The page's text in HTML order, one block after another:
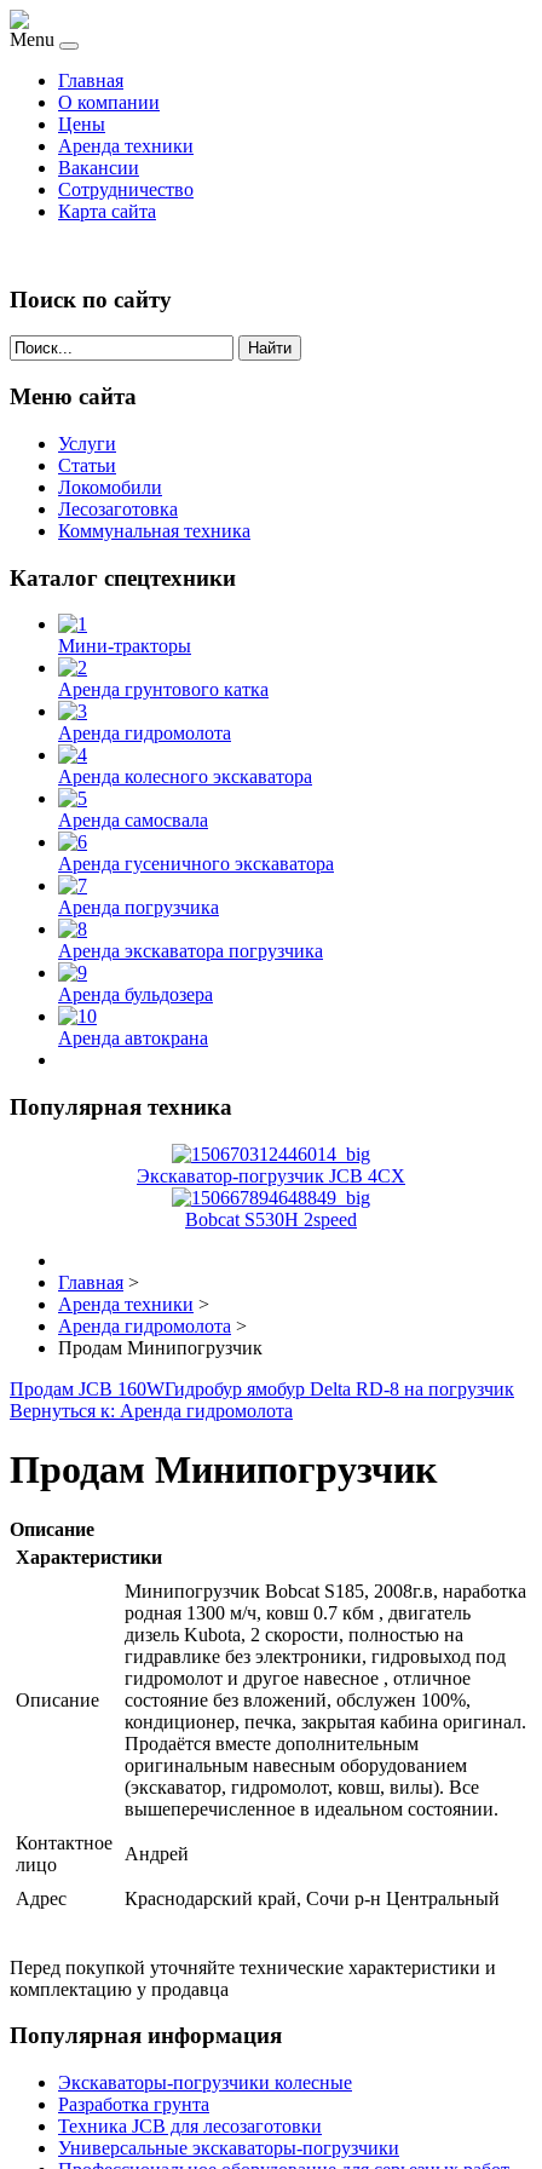
Menu
Главная
О компании
Цены
Аренда техники
Вакансии
Сотрудничество
Карта сайта
Поиск по сайту
Найти
Меню сайта
Услуги
Статьи
Локомобили
Лесозаготовка
Коммунальная техника
Каталог спецтехники
Мини-тракторы
Аренда грунтового катка
Аренда гидромолота
Аренда колесного экскаватора
Аренда самосвала
Аренда гусеничного экскаватора
Аренда погрузчика
Аренда экскаватора погрузчика
Аренда бульдозера
Аренда автокрана
Популярная техника
Экскаватор-погрузчик JCB 4CX
Bobcat S530H 2speed
Главная >
Аренда техники >
Аренда гидромолота >
Продам Минипогрузчик
Продам JCB 160WГидробур ямобур Delta RD-8 на погрузчик
Вернуться к: Аренда гидромолота
Продам Минипогрузчик
Описание
Характеристики
Описание
Минипогрузчик Bobcat S185, 2008г.в, наработка
родная 1300 м/ч, ковш 0.7 кбм , двигатель
дизель Kubota, 2 скорости, полностью на
гидравлике без электроники, гидровыход под
гидромолот и другое навесное , отличное
состояние без вложений, обслужен 100%,
кондиционер, печка, закрытая кабина оригинал.
Продаётся вместе дополнительным
оригинальным навесным оборудованием
(экскаватор, гидромолот, ковш, вилы). Все
вышеперечисленное в идеальном состоянии.
Контактное
лицо
Андрей
Адрес Краснодарский край, Сочи р-н Центральный
Перед покупкой уточняйте технические характеристики и
комплектацию у продавца
Популярная информация
Экскаваторы-погрузчики колесные
Разработка грунта
Техника JCB для лесозаготовки
Универсальные экскаваторы-погрузчики